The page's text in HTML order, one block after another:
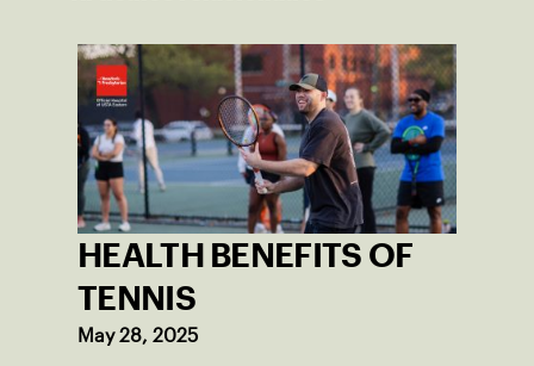
HEALTH BENEFITS OF
TENNIS
May 28, 2025